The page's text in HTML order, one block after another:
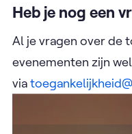
Heb je nog een
Al je vragen over de
evenementen zijn
via